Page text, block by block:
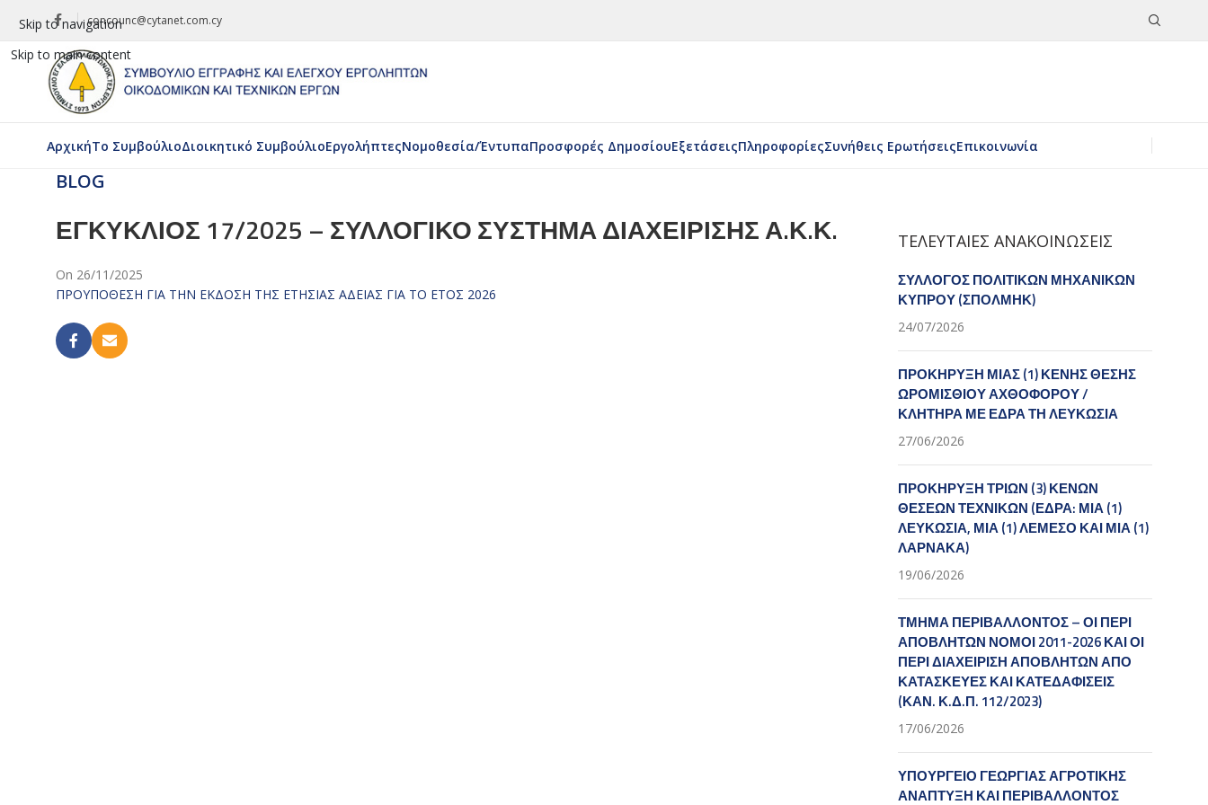
Skip to navigation
Skip to main content
concounc@cytanet.com.cy
AρχικήΤο ΣυμβούλιοΔιοικητικό ΣυμβούλιοΕργολήπτεςΝομοθεσία/ΈντυπαΠροσφορές ΔημοσίουΕξετάσειςΠληροφορίεςΣυνήθεις ΕρωτήσειςΕπικοινωνία
BLOG
ΕΓΚΥΚΛΙΟΣ 17/2025 – ΣΥΛΛΟΓΙΚΟ ΣΥΣΤΗΜΑ ΔΙΑΧΕΙΡΙΣΗΣ Α.Κ.Κ.
On 26/11/2025
ΠΡΟΥΠΟΘΕΣΗ ΓΙΑ ΤΗΝ ΕΚΔΟΣΗ ΤΗΣ ΕΤΗΣΙΑΣ ΑΔΕΙΑΣ ΓΙΑ ΤΟ ΕΤΟΣ 2026
ΤΕΛΕΥΤΑΙΕΣ ΑΝΑΚΟΙΝΩΣΕΙΣ
ΣΥΛΛΟΓΟΣ ΠΟΛΙΤΙΚΩΝ ΜΗΧΑΝΙΚΩΝ
ΚΥΠΡΟΥ (ΣΠΟΛΜΗΚ)
24/07/2026
ΠΡΟΚΗΡΥΞΗ ΜΙΑΣ (1) ΚΕΝΗΣ ΘΕΣΗΣ
ΩΡΟΜΙΣΘΙΟΥ ΑΧΘΟΦΟΡΟΥ /
ΚΛΗΤΗΡΑ ΜΕ ΕΔΡΑ ΤΗ ΛΕΥΚΩΣΙΑ
27/06/2026
ΠΡΟΚΗΡΥΞΗ ΤΡΙΩΝ (3) ΚΕΝΩΝ
ΘΕΣΕΩΝ ΤΕΧΝΙΚΩΝ (ΕΔΡΑ: ΜΙΑ (1)
ΛΕΥΚΩΣΙΑ, ΜΙΑ (1) ΛΕΜΕΣΟ ΚΑΙ ΜΙΑ (1)
ΛΑΡΝΑΚΑ)
19/06/2026
ΤΜΗΜΑ ΠΕΡΙΒΑΛΛΟΝΤΟΣ – ΟΙ ΠΕΡΙ
ΑΠΟΒΛΗΤΩΝ ΝΟΜΟΙ 2011-2026 ΚΑΙ ΟΙ
ΠΕΡΙ ΔΙΑΧΕΙΡΙΣΗ ΑΠΟΒΛΗΤΩΝ ΑΠΟ
ΚΑΤΑΣΚΕΥΕΣ ΚΑΙ ΚΑΤΕΔΑΦΙΣΕΙΣ
(ΚΑΝ. Κ.Δ.Π. 112/2023)
17/06/2026
ΥΠΟΥΡΓΕΙΟ ΓΕΩΡΓΙΑΣ ΑΓΡΟΤΙΚΗΣ
ΑΝΑΠΤΥΞΗ ΚΑΙ ΠΕΡΙΒΑΛΛΟΝΤΟΣ